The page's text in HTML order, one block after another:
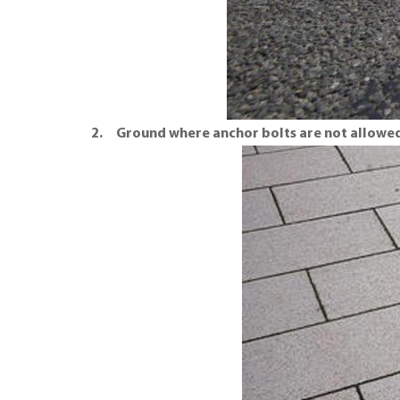
2. Ground where anchor bolts are not